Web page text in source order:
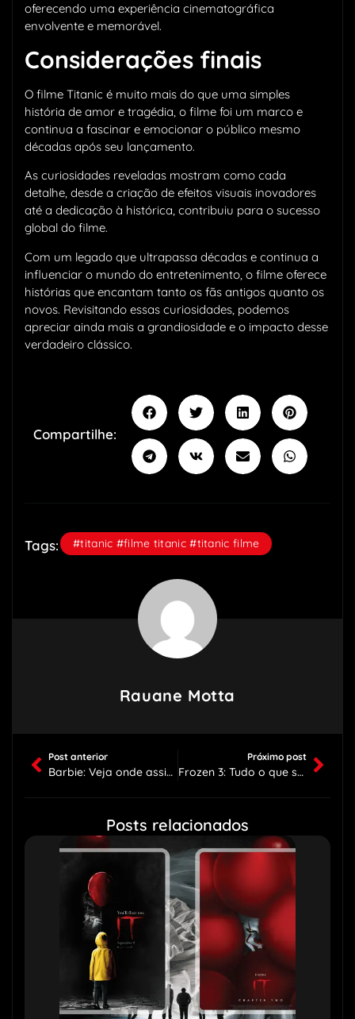
oferecendo uma experiência cinematográfica
envolvente e memorável.
Considerações finais
O filme Titanic é muito mais do que uma simples
história de amor e tragédia, o filme foi um marco e
continua a fascinar e emocionar o público mesmo
décadas após seu lançamento.
As curiosidades reveladas mostram como cada
detalhe, desde a criação de efeitos visuais inovadores
até a dedicação à histórica, contribuiu para o sucesso
global do filme.
Com um legado que ultrapassa décadas e continua a
influenciar o mundo do entretenimento, o filme oferece
histórias que encantam tanto os fãs antigos quanto os
novos. Revisitando essas curiosidades, podemos
apreciar ainda mais a grandiosidade e o impacto desse
verdadeiro clássico.
Compartilhe:
Tags: #titanic #filme titanic #titanic filme
Rauane Motta
Post anterior
Barbie: Veja onde assistir todos os 40 filmes
Próximo post
Frozen 3: Tudo o que sabemos sobre a nova sequência
Posts relacionados